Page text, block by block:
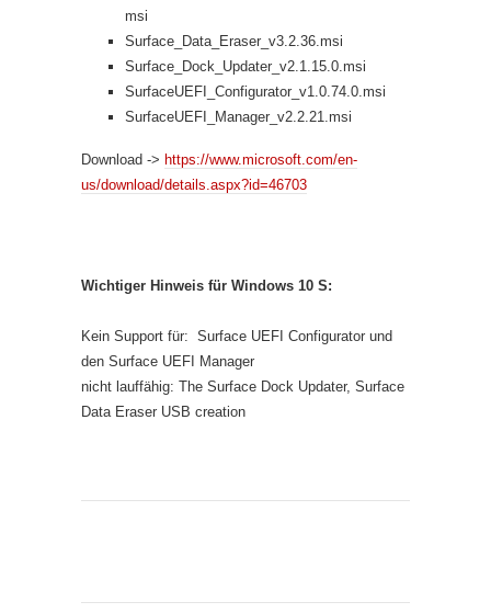
msi
Surface_Data_Eraser_v3.2.36.msi
Surface_Dock_Updater_v2.1.15.0.msi
SurfaceUEFI_Configurator_v1.0.74.0.msi
SurfaceUEFI_Manager_v2.2.21.msi
Download -> https://www.microsoft.com/en-
us/download/details.aspx?id=46703
Wichtiger Hinweis für Windows 10 S:
Kein Support für: Surface UEFI Configurator und
den Surface UEFI Manager
nicht lauffähig: The Surface Dock Updater, Surface
Data Eraser USB creation